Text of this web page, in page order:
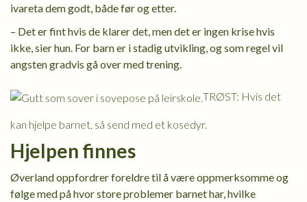
ivareta dem godt, både før og etter.
– Det er fint hvis de klarer det, men det er ingen krise hvis
ikke, sier hun. For barn er i stadig utvikling, og som regel vil
angsten gradvis gå over med trening.
TRØST: Hvis det
kan hjelpe barnet, så send med et kosedyr.
Hjelpen finnes
Øverland oppfordrer foreldre til å være oppmerksomme og
følge med på hvor store problemer barnet har, hvilke